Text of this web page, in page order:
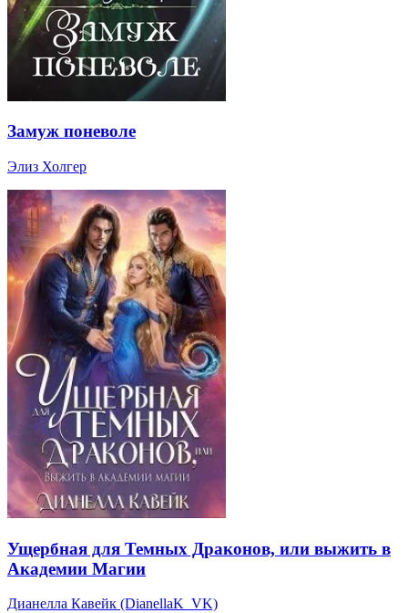
Замуж поневоле
Элиз Холгер
Ущербная для Темных Драконов, или выжить в
Академии Магии
Дианелла Кавейк (DianellaK_VK)